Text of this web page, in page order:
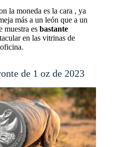
la moneda es la cara , ya
más a un león que a un
muestra es bastante
en las vitrinas de
de 1 oz de 2023